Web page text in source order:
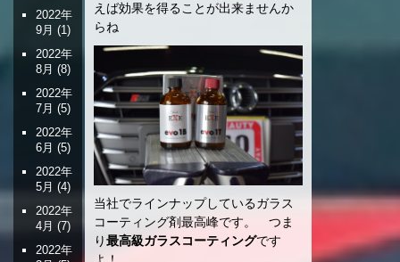
えば効果を得ることが出来ませんか
らね
当社でラインナップしているガラス
コーティング剤最高峰です。 つま
り最高級ガラスコーティングです
よ！
2022年
9月 (1)
2022年
8月 (8)
2022年
7月 (5)
2022年
6月 (5)
2022年
5月 (4)
2022年
4月 (7)
2022年